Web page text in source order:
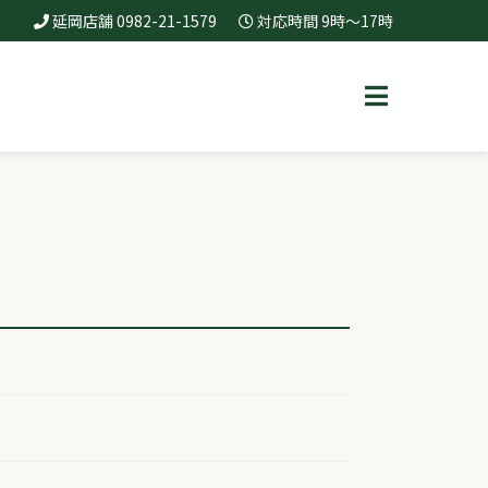
延岡店舗 0982-21-1579 対応時間 9時～17時